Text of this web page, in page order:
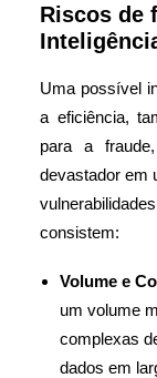
Riscos de
Uma possível
a eficiência,
para a
devastador em
consistem:
Volume e
um volume
complexas
dados em